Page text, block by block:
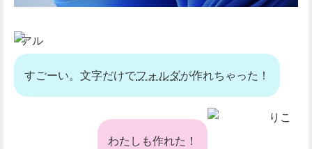
アル
すごーい。文字だけでフォルダが作れちゃった！
りこ
わたしも作れた！